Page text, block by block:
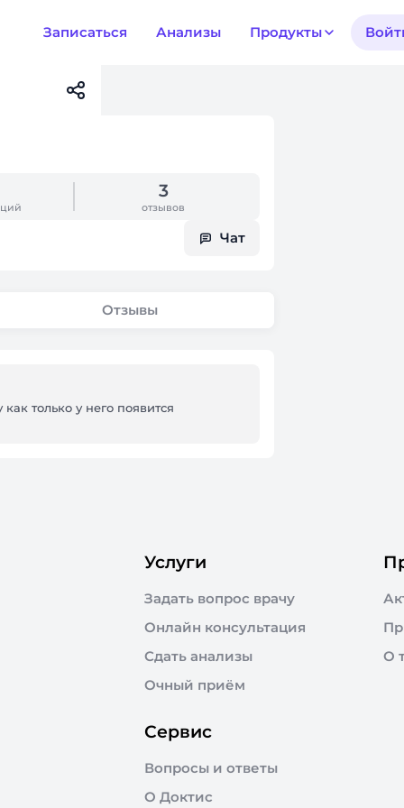
Записаться Анализы Продукты
3
отзывов
Чат
Отзывы
только у него появится
Услуги
Задать вопрос врачу
Онлайн консультация
Сдать анализы
Очный приём
О
Сервис
Вопросы и ответы
О Доктис